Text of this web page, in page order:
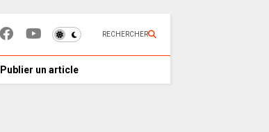
RECHERCHER
Publier un article